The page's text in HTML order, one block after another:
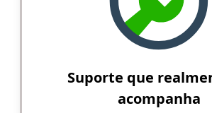
Suporte que
acompanha